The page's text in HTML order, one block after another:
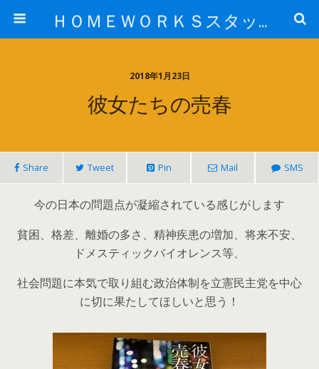
ＨＯＭＥＷＯＲＫＳスタッフ日記ブログ
2018年1月23日
彼女たちの売春
Share Tweet Pin Mail SMS
今の日本の問題点が凝縮されている感じがします
貧困、格差、離婚の多さ、精神疾患の増加、将来不安、
ドメスティックバイオレンス等、
社会問題に本気で取り組む政治体制を立憲民主党を中心
に切に果たしてほしいと思う！